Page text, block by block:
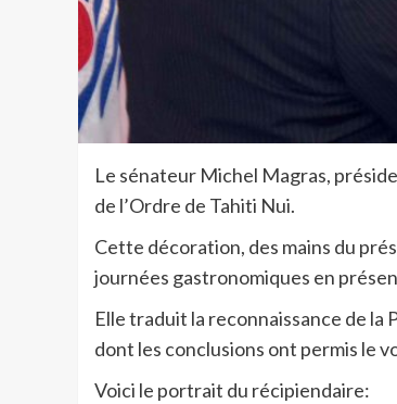
Le sénateur Michel Magras,
de l’Ordre de Tahiti Nui.
Cette décoration, des mains du
journées gastronomiques en
Elle traduit la reconnaissance de la
dont les conclusions ont permis le
Voici le portrait du récipiendaire: